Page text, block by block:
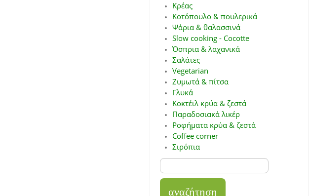
Κρέας
Κοτόπουλο & πουλερικά
Ψάρια & θαλασσινά
Slow cooking - Cocotte
Όσπρια & λαχανικά
Σαλάτες
Vegetarian
Ζυμωτά & πίτσα
Γλυκά
Κοκτέιλ κρύα & ζεστά
Παραδοσιακά λικέρ
Ροφήματα κρύα & ζεστά
Coffee corner
Σιρόπια